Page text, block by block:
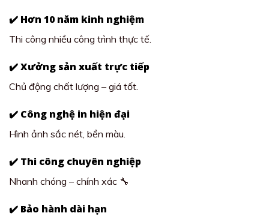
✔️ Hơn 10 năm kinh nghiệm
Thi công nhiều công trình thực tế.
✔️ Xưởng sản xuất trực tiếp
Chủ động chất lượng – giá tốt.
✔️ Công nghệ in hiện đại
Hình ảnh sắc nét, bền màu.
✔️ Thi công chuyên nghiệp
Nhanh chóng – chính xác 🔧
✔️ Bảo hành dài hạn